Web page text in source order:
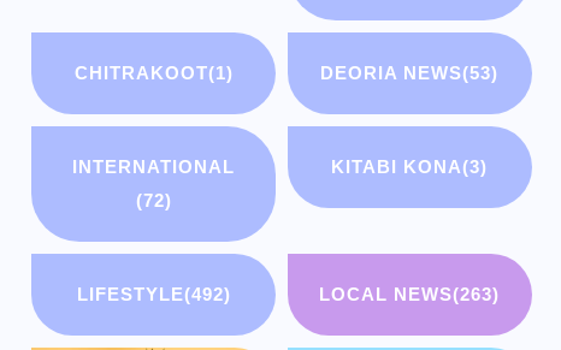
CHITRAKOOT(1) DEORIA NEWS(53)
INTERNATIONAL
(72)
KITABI KONA(3)
LIFESTYLE(492) LOCAL NEWS(263)